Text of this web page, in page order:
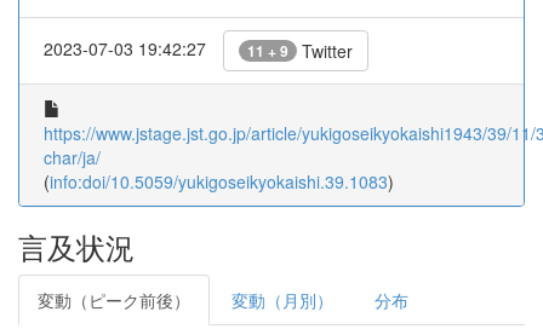
2023-07-03 19:42:27 11 + 9 Twitter
https://www.jstage.jst.go.jp/article/yukigoseikyokaishi1943/39/
char/ja/
(info:doi/10.5059/yukigoseikyokaishi.39.1083)
言及状況
変動（ピーク前後） 変動（月別） 分布